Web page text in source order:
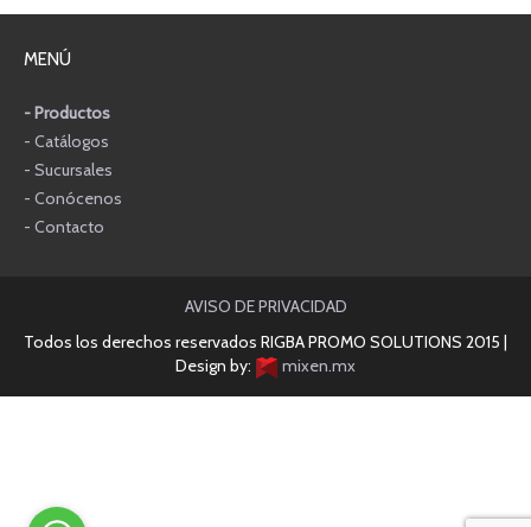
MENÚ
- Productos
- Catálogos
- Sucursales
- Conócenos
- Contacto
AVISO DE PRIVACIDAD
Todos los derechos reservados RIGBA PROMO SOLUTIONS 2015 |
Design by:
mixen.mx